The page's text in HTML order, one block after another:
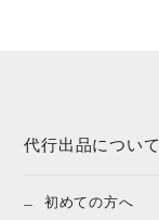
代行出品について
初めての方へ